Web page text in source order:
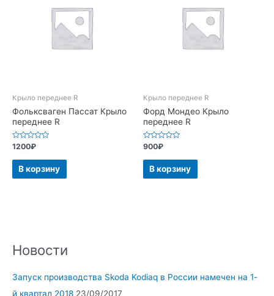
Новости
Запуск производства Skoda Kodiaq в России намечен на 1-
й квартал 2018 23/09/2017
Крыло переднее R
Фольксваген Пассат Крыло
переднее R
Оценка
0
из
1200₽
В корзину
Крыло переднее R
Форд Мондео Крыло
переднее R
Оценка
0
из
900₽
В корзину